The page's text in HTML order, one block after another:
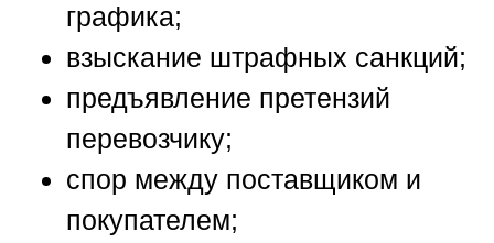
графика;
взыскание штрафных санкций;
предъявление претензий
перевозчику;
спор между поставщиком и
покупателем;